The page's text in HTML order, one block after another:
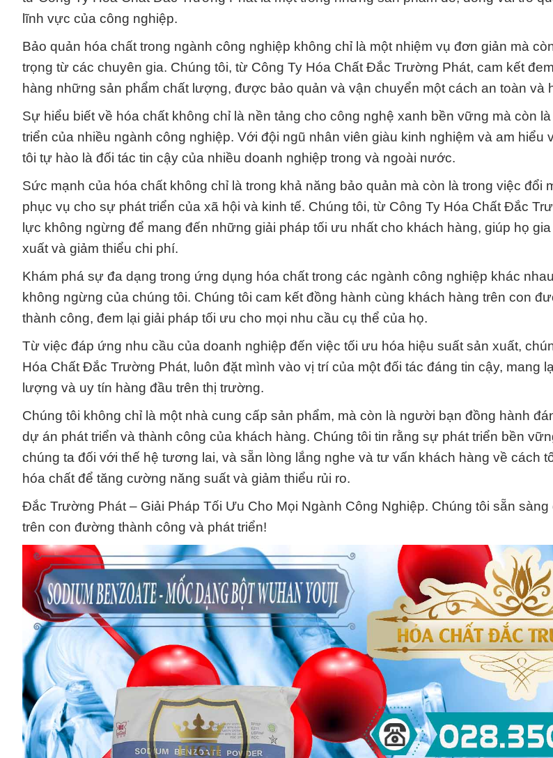
lĩnh vực của công nghiệp.
Bảo quản hóa chất trong ngành công nghiệp không chỉ là một nhiệm vụ đơn giản mà
trọng từ các chuyên gia. Chúng tôi, từ Công Ty Hóa Chất Đắc Trường Phát, cam kết
hàng những sản phẩm chất lượng, được bảo quản và vận chuyển một cách an toàn và
Sự hiểu biết về hóa chất không chỉ là nền tảng cho công nghệ xanh bền vững mà còn
triển của nhiều ngành công nghiệp. Với đội ngũ nhân viên giàu kinh nghiệm và am hiểu
tôi tự hào là đối tác tin cậy của nhiều doanh nghiệp trong và ngoài nước.
Sức mạnh của hóa chất không chỉ là trong khả năng bảo quản mà còn là trong việc đổi
phục vụ cho sự phát triển của xã hội và kinh tế. Chúng tôi, từ Công Ty Hóa Chất Đắc
lực không ngừng để mang đến những giải pháp tối ưu nhất cho khách hàng, giúp họ
xuất và giảm thiểu chi phí.
Khám phá sự đa dạng trong ứng dụng hóa chất trong các ngành công nghiệp khác
không ngừng của chúng tôi. Chúng tôi cam kết đồng hành cùng khách hàng trên con
thành công, đem lại giải pháp tối ưu cho mọi nhu cầu cụ thể của họ.
Từ việc đáp ứng nhu cầu của doanh nghiệp đến việc tối ưu hóa hiệu suất sản xuất,
Hóa Chất Đắc Trường Phát, luôn đặt mình vào vị trí của một đối tác đáng tin cậy, mang
lượng và uy tín hàng đầu trên thị trường.
Chúng tôi không chỉ là một nhà cung cấp sản phẩm, mà còn là người bạn đồng hành
dự án phát triển và thành công của khách hàng. Chúng tôi tin rằng sự phát triển bền
chúng ta đối với thế hệ tương lai, và sẵn lòng lắng nghe và tư vấn khách hàng về cách
hóa chất để tăng cường năng suất và giảm thiểu rủi ro.
Đắc Trường Phát – Giải Pháp Tối Ưu Cho Mọi Ngành Công Nghiệp. Chúng tôi sẵn
trên con đường thành công và phát triển!